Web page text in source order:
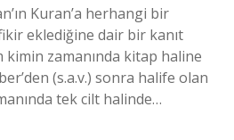
Kuran’a herhangi bir
eklediğine dair bir kanıt
kimin zamanında kitap haline
(s.a.v.) sonra halife olan
tek cilt halinde…